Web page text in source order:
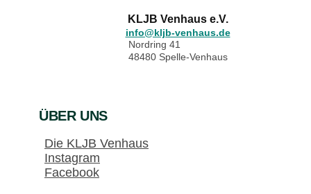
KLJB Venhaus e.V.
info@kljb-venhaus.de
Nordring 41
48480 Spelle-Venhaus
ÜBER UNS
Die KLJB Venhaus
Instagram
Facebook